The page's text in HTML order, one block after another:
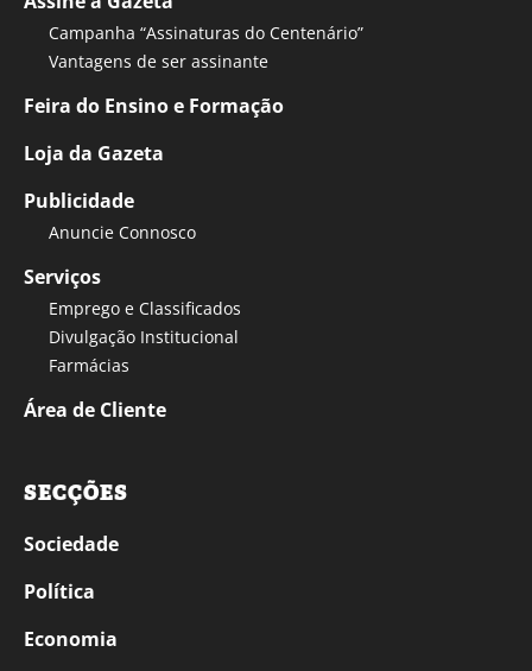
Campanha “Assinaturas do Centenário”
Vantagens de ser assinante
Feira do Ensino e Formação
Loja da Gazeta
Publicidade
Anuncie Connosco
Serviços
Emprego e Classificados
Divulgação Institucional
Farmácias
Área de Cliente
SECÇÕES
Sociedade
Política
Economia